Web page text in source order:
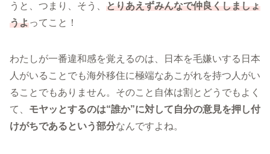
うと、つまり、そう、 とりあえずみんなで仲良くしましょ
うよってこと！
わたしが一番違和感を覚えるのは、日本を毛嫌いする日本
人がいることでも海外移住に極端なあこがれを持つ人がい
ることでもありません。そのこと自体は割とどうでもよく
て、 モヤッとするのは“誰か”に対して自分の意見を押し付
けがちであるという部分なんですよね。